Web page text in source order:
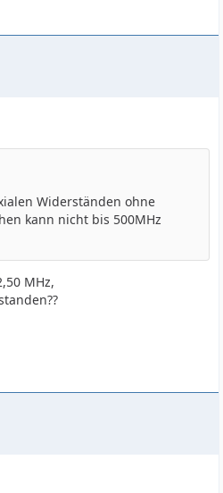
Widerständen ohne
kann nicht bis 500MHz
MHz,